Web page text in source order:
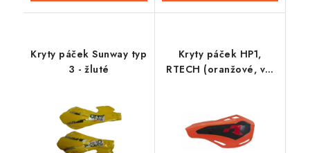
Kryty páček Sunway typ
3 - žluté
Kryty páček HP1,
RTECH (oranžové, vč.